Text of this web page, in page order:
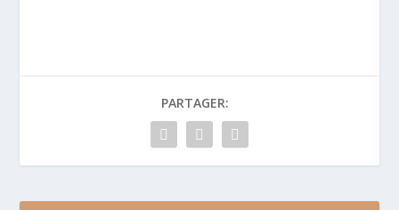
PARTAGER: